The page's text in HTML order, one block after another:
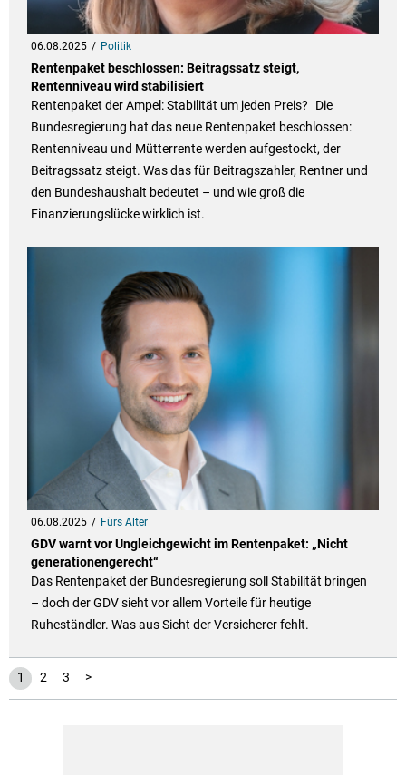
06.08.2025 Politik
Rentenpaket beschlossen: Beitragssatz steigt,
Rentenniveau wird stabilisiert
Rentenpaket der Ampel: Stabilität um jeden Preis? Die
Bundesregierung hat das neue Rentenpaket beschlossen:
Rentenniveau und Mütterrente werden aufgestockt, der
Beitragssatz steigt. Was das für Beitragszahler, Rentner und
den Bundeshaushalt bedeutet – und wie groß die
Finanzierungslücke wirklich ist.
06.08.2025 Fürs Alter
GDV warnt vor Ungleichgewicht im Rentenpaket: „Nicht
generationengerecht“
Das Rentenpaket der Bundesregierung soll Stabilität bringen
– doch der GDV sieht vor allem Vorteile für heutige
Ruheständler. Was aus Sicht der Versicherer fehlt.
1 2 3 >